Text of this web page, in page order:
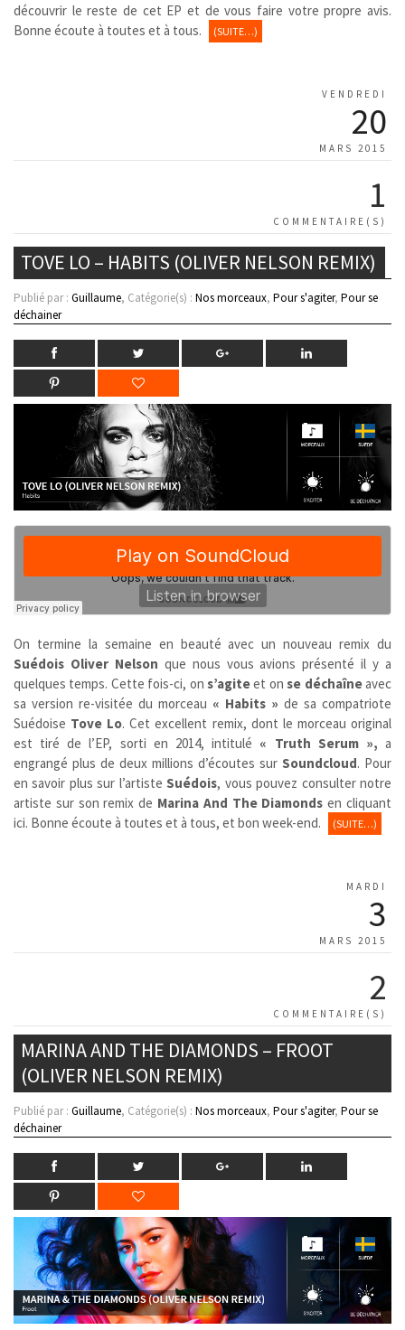
découvrir le reste de cet EP et de vous faire votre propre avis.
Bonne écoute à toutes et à tous.
(SUITE…)
VENDREDI
20
MARS 2015
1
COMMENTAIRE(S)
TOVE LO – HABITS (OLIVER NELSON REMIX)
Publié par : Guillaume, Catégorie(s) : Nos morceaux, Pour s'agiter, Pour se
déchainer
On termine la semaine en beauté avec un nouveau remix du
Suédois Oliver Nelson que nous vous avions présenté il y a
quelques temps. Cette fois-ci, on s’agiteet onse déchaîneavec
sa version re-visitée du morceau « Habits » de sa compatriote
Suédoise Tove Lo. Cet excellent remix, dont le morceau original
est tiré de l’EP, sorti en 2014, intitulé « Truth Serum », a
engrangé plus de deux millions d’écoutes sur Soundcloud. Pour
en savoir plus sur l’artisteSuédois, vous pouvez consulter notre
artiste sur son remix de Marina And The Diamonds en cliquant
ici. Bonne écoute à toutes et à tous, et bon week-end.
(SUITE…)
MARDI
3
MARS 2015
2
COMMENTAIRE(S)
MARINA AND THE DIAMONDS – FROOT
(OLIVER NELSON REMIX)
Publié par : Guillaume, Catégorie(s) : Nos morceaux, Pour s'agiter, Pour se
déchainer